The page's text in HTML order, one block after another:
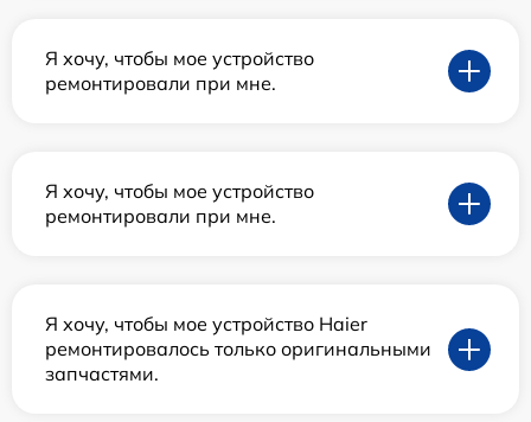
Я хочу, чтобы мое устройство
ремонтировали при мне.
Я хочу, чтобы мое устройство
ремонтировали при мне.
Я хочу, чтобы мое устройство Haier
ремонтировалось только оригинальными
запчастями.